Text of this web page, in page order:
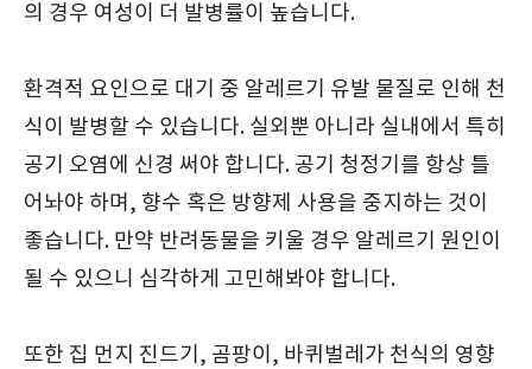
의 경우 여성이 더 발병률이 높습니다.
환격적 요인으로 대기 중 알레르기 유발 물질로 인해 천
식이 발병할 수 있습니다. 실외뿐 아니라 실내에서 특히
공기 오염에 신경 써야 합니다. 공기 청정기를 항상 틀
어놔야 하며, 향수 혹은 방향제 사용을 중지하는 것이
좋습니다. 만약 반려동물을 키울 경우 알레르기 원인이
될 수 있으니 심각하게 고민해봐야 합니다.
또한 집 먼지 진드기, 곰팡이, 바퀴벌레가 천식의 영향